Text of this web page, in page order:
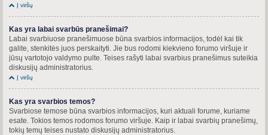
Į viršų
Kas yra labai svarbūs pranešimai?
Labai svarbiuose pranešimuose būna svarbios informacijos, todėl kai tik
galite, stenkitės juos perskaityti. Jie bus rodomi kiekvieno forumo viršuje ir
jūsų vartotojo valdymo pulte. Teises rašyti labai svarbius pranešimus suteikia
diskusijų administratorius.
Į viršų
Kas yra svarbios temos?
Svarbiose temose būna svarbios informacijos, kuri aktuali forume, kuriame
esate. Tokios temos rodomos forumo viršuje. Kaip ir labai svarbių pranešimų,
tokių temų teises nustato diskusijų administratorius.